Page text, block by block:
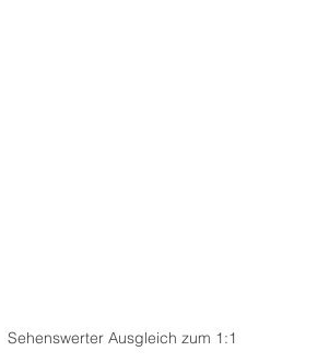
Sehenswerter Ausgleich zum 1:1